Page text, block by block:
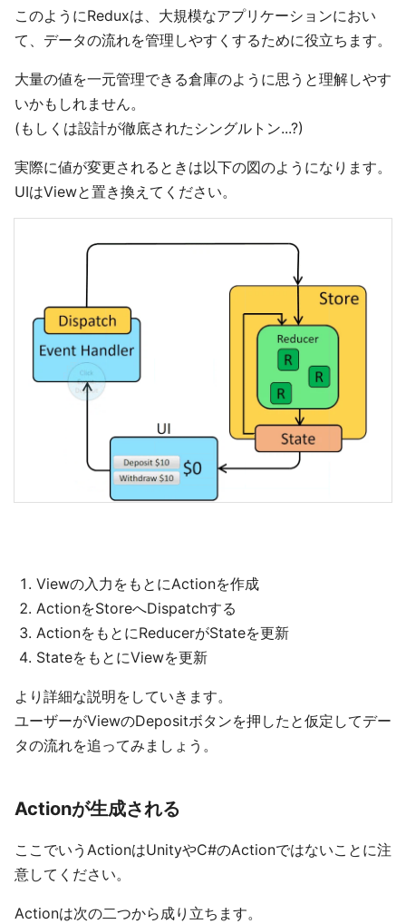
このようにReduxは、大規模なアプリケーションにおい
て、データの流れを管理しやすくするために役立ちます。
大量の値を一元管理できる倉庫のように思うと理解しやす
いかもしれません。
(もしくは設計が徹底されたシングルトン...?)
実際に値が変更されるときは以下の図のようになります。
UIはViewと置き換えてください。
Viewの入力をもとにActionを作成
ActionをStoreへDispatchする
ActionをもとにReducerがStateを更新
StateをもとにViewを更新
より詳細な説明をしていきます。
ユーザーがViewのDepositボタンを押したと仮定してデー
タの流れを追ってみましょう。
Actionが生成される
ここでいうActionはUnityやC#のActionではないことに注
意してください。
Actionは次の二つから成り立ちます。